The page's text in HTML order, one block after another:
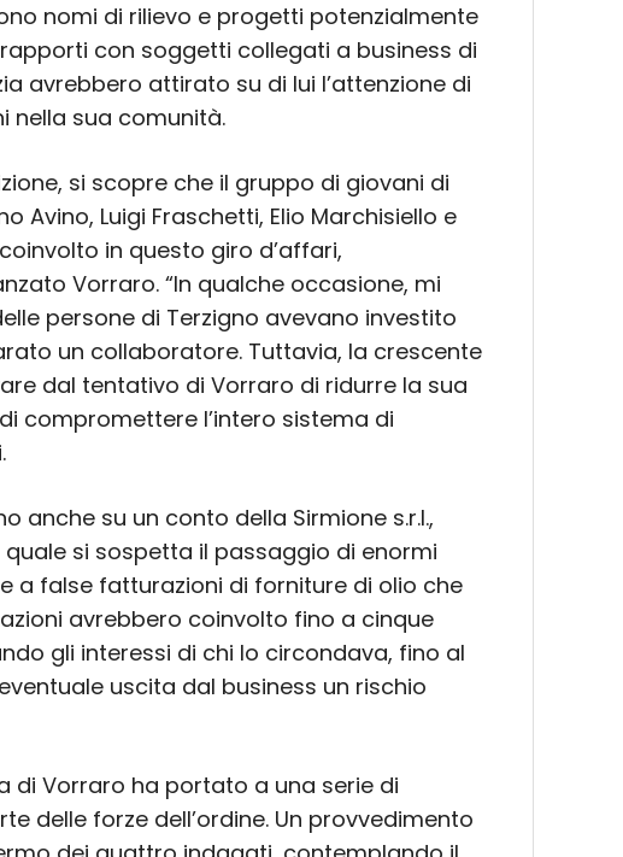
nomi di rilievo e progetti potenzialmente
con soggetti collegati a business di
avrebbero attirato su di lui l’attenzione di
nella sua comunità.
si scopre che il gruppo di giovani di
Avino, Luigi Fraschetti, Elio Marchisiello e
in questo giro d’affari,
Vorraro. “In qualche occasione, mi
persone di Terzigno avevano investito
un collaboratore. Tuttavia, la crescente
dal tentativo di Vorraro di ridurre la sua
compromettere l’intero sistema di
anche su un conto della Sirmione s.r.l.,
si sospetta il passaggio di enormi
a false fatturazioni di forniture di olio che
avrebbero coinvolto fino a cinque
gli interessi di chi lo circondava, fino al
uscita dal business un rischio
di Vorraro ha portato a una serie di
delle forze dell’ordine. Un provvedimento